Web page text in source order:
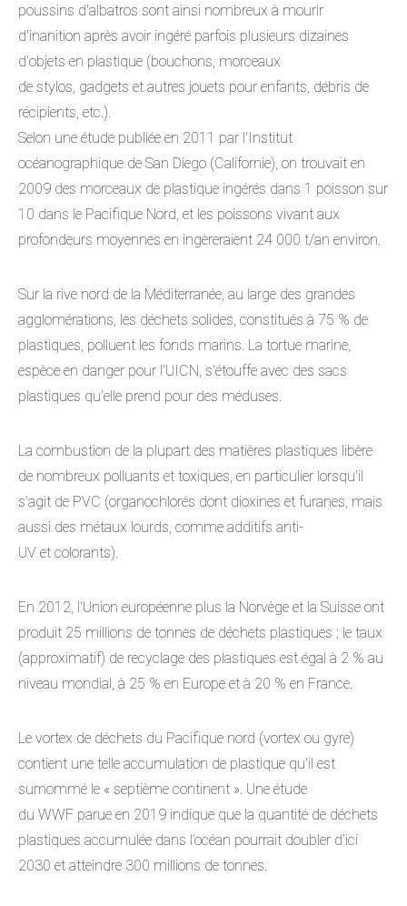
poussins d'albatros sont ainsi nombreux à mourir
d'inanition après avoir ingéré parfois plusieurs dizaines
d'objets en plastique (bouchons, morceaux
de stylos, gadgets et autres jouets pour enfants, débris de
récipients, etc.).
Selon une étude publiée en 2011 par l'Institut
océanographique de San Diego (Californie), on trouvait en
2009 des morceaux de plastique ingérés dans 1 poisson sur
10 dans le Pacifique Nord, et les poissons vivant aux
profondeurs moyennes en ingèreraient 24 000 t/an environ.
Sur la rive nord de la Méditerranée, au large des grandes
agglomérations, les déchets solides, constitués à 75 % de
plastiques, polluent les fonds marins. La tortue marine,
espèce en danger pour l'UICN, s'étouffe avec des sacs
plastiques qu'elle prend pour des méduses.
La combustion de la plupart des matières plastiques libère
de nombreux polluants et toxiques, en particulier lorsqu'il
s'agit de PVC (organochlorés dont dioxines et furanes, mais
aussi des métaux lourds, comme additifs anti-
UV et colorants).
En 2012, l'Union européenne plus la Norvège et la Suisse ont
produit 25 millions de tonnes de déchets plastiques ; le taux
(approximatif) de recyclage des plastiques est égal à 2 % au
niveau mondial, à 25 % en Europe et à 20 % en France.
Le vortex de déchets du Pacifique nord (vortex ou gyre)
contient une telle accumulation de plastique qu'il est
surnommé le « septième continent ». Une étude
du WWF parue en 2019 indique que la quantité de déchets
plastiques accumulée dans l’océan pourrait doubler d’ici
2030 et atteindre 300 millions de tonnes.